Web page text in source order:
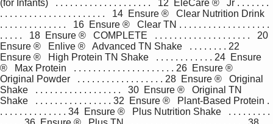
(for Infants)   . . . . . . . . . . . . . . . . . . . .   12  EleCare ®   Jr . . . . . . .
. . . . . . . . . . . . . . . . . . . . . .   14  Ensure ®   Clear Nutrition Drink
. . . . . . . . . . . . . .   16  Ensure ®   Clear TN . . . . . . . . . . . . . . . . . . .
. . . . .   18  Ensure ®   COMPLETE   . . . . . . . . . . . . . . . . . . . .   20
Ensure ®   Enlive ®   Advanced TN Shake   . . . . . . . . 22
Ensure ®   High Protein TN Shake   . . . . . . . . . . . . 24  Ensure
®   Max Protein   . . . . . . . . . . . . . . . . . . . . . 26  Ensure ®
Original Powder   . . . . . . . . . . . . . . . . . . 28  Ensure ®   Original
Shake   . . . . . . . . . . . . . . . . . .   30  Ensure ®   Original TN
Shake   . . . . . . . . . . . . . . . . 32  Ensure ®   Plant-Based Protein .
. . . . . . . . . . . . . . 34  Ensure ®   Plus Nutrition Shake   . . . . . . . . .